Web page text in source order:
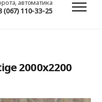
автоматика
(067) 110-33-25
2000x2200